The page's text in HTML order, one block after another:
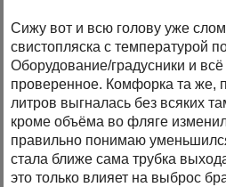
Сижу вот и всю голову уже
свистопляска с температурой
Оборудование/градусники и
проверенное. Комфорка та же,
литров выгналась без всяких
кроме объёма во фляге
правильно понимаю
стала ближе сама трубка
это только влияет на выброс